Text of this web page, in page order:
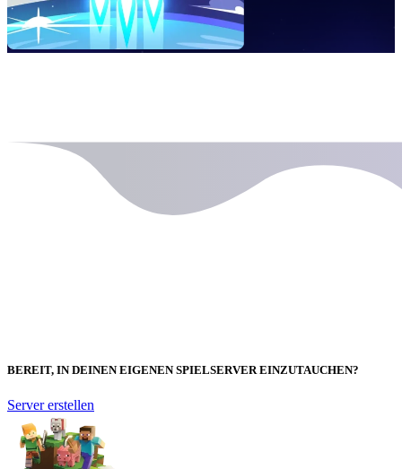
BEREIT, IN DEINEN EIGENEN SPIELSERVER EINZUTAUCHEN?
Server erstellen